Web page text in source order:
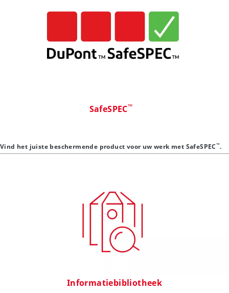
SafeSPEC™
Vind het juiste beschermende product voor uw werk met SafeSPEC™.
Informatiebibliotheek